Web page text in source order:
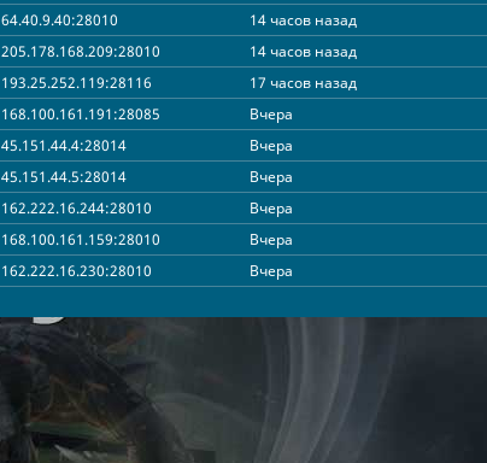
64.40.9.40:28010
14 часов назад
205.178.168.209:28010
14 часов назад
193.25.252.119:28116
17 часов назад
168.100.161.191:28085
Вчера
45.151.44.4:28014
Вчера
45.151.44.5:28014
Вчера
162.222.16.244:28010
Вчера
168.100.161.159:28010
Вчера
162.222.16.230:28010 Вчера